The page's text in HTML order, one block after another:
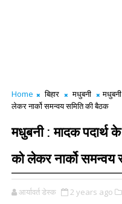
Home बिहार मधुबनी
लेकर नार्को समन्वय समिति की बैठक
मधुबनी : मादक पदार्थ
को लेकर नार्को समन्वय
आर्यावर्त डेस्क 2 years ago